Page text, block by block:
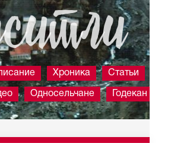
Хроника Статьи
Односельчане Годекан